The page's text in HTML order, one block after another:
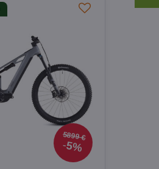
5899 €
5%